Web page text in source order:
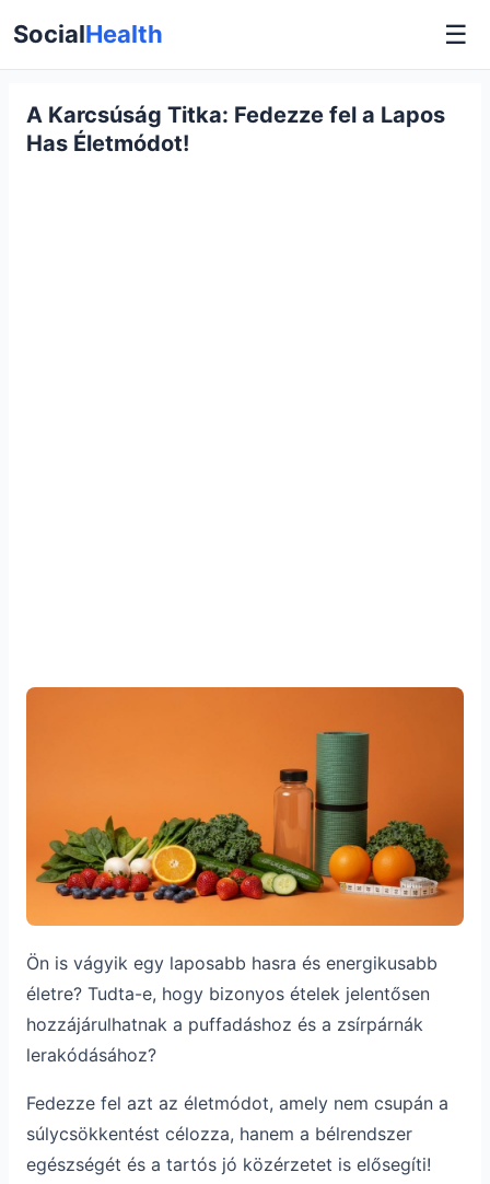
SocialHealth ☰
A Karcsúság Titka: Fedezze fel a Lapos
Has Életmódot!
Ön is vágyik egy laposabb hasra és energikusabb
életre? Tudta-e, hogy bizonyos ételek jelentősen
hozzájárulhatnak a puffadáshoz és a zsírpárnák
lerakódásához?
Fedezze fel azt az életmódot, amely nem csupán a
súlycsökkentést célozza, hanem a bélrendszer
egészségét és a tartós jó közérzetet is elősegíti!